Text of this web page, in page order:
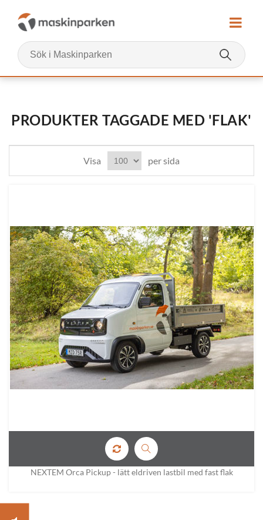
PRODUKTER TAGGADE MED 'FLAK'
Visa per sida
NEXTEM Orca Pickup - lätt eldriven lastbil med fast flak